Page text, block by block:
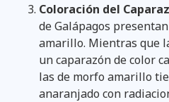
Coloración del
de Galápagos
amarillo. Mientras que
un caparazón de color
las de morfo amarillo
anaranjado con